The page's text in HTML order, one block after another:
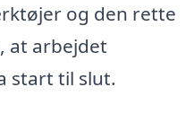
og den rette
at arbejdet
start til slut.